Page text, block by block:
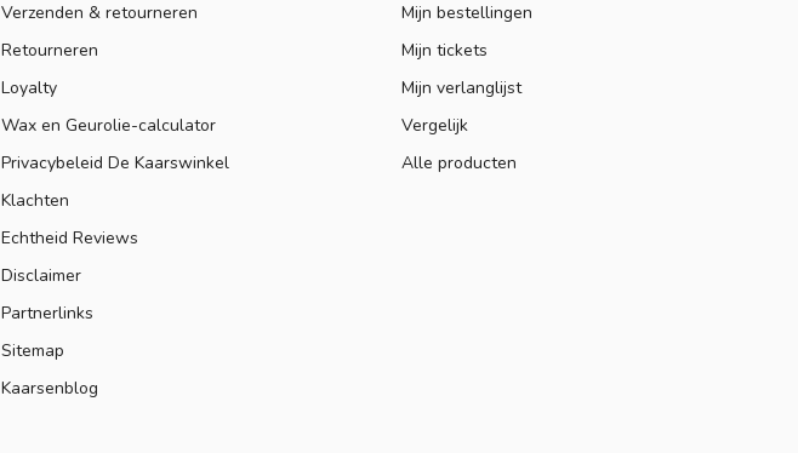
Verzenden & retourneren
Retourneren
Loyalty
Wax en Geurolie-calculator
Privacybeleid De Kaarswinkel
Klachten
Echtheid Reviews
Disclaimer
Partnerlinks
Sitemap
Kaarsenblog
Mijn bestellingen
Mijn tickets
Mijn verlanglijst
Vergelijk
Alle producten